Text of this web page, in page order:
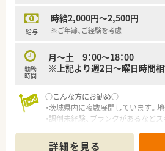
◎病院経験をお持ちの方
◎病院経験のない方も、調剤経験が
◎託児所付きの職場をお探しの方
給与
時給2,000円～2,500円
※ご年齢、ご経験を考慮
勤務
時間
月～土 9：00～18：00
※上記より週2日～曜日時間
○こんな方にお勧め○
・茨城県内に複数展開しています。
・調剤未経験、ブランクがあるなどス
詳細を見る